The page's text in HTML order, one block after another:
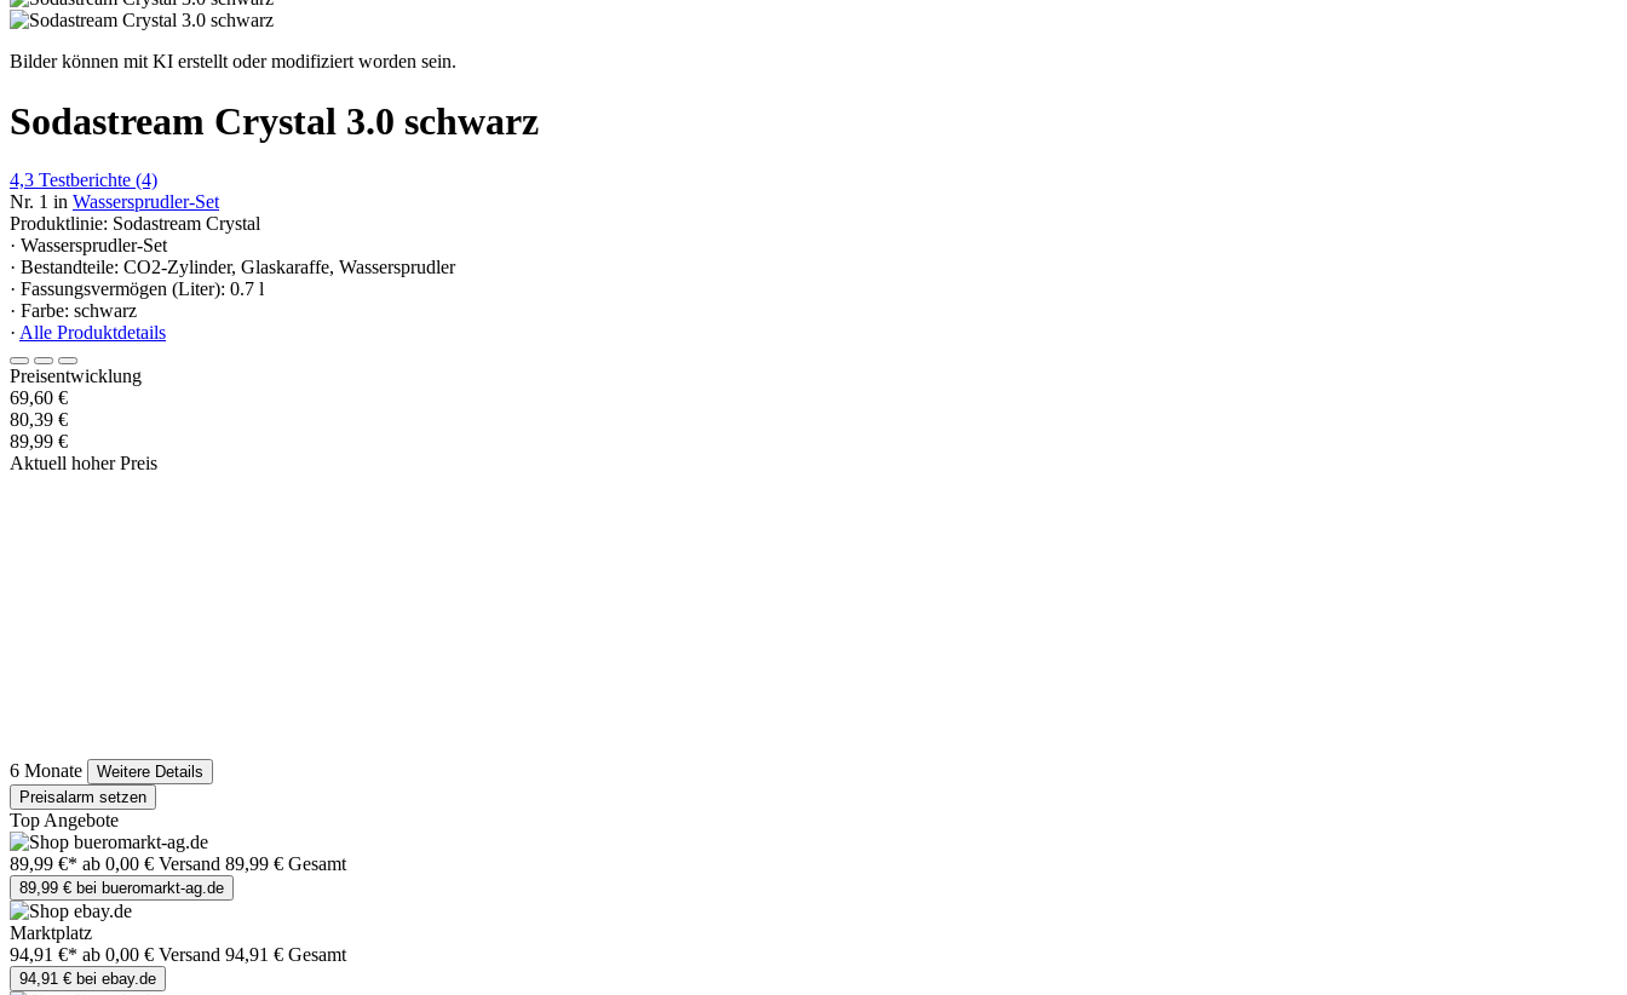
Bilder können mit KI erstellt oder modifiziert worden sein.
Sodastream Crystal 3.0 schwarz
4,3 Testberichte (4)
Nr. 1 in Wassersprudler-Set
Produktlinie: Sodastream Crystal
· Wassersprudler-Set
· Bestandteile: CO2-Zylinder, Glaskaraffe, Wassersprudler
· Fassungsvermögen (Liter): 0.7 l
· Farbe: schwarz
· Alle Produktdetails
Preisentwicklung
69,60 €
80,39 €
89,99 €
Aktuell hoher Preis
6 Monate
Weitere Details
Preisalarm setzen
Top Angebote
89,99 €* ab 0,00 € Versand 89,99 € Gesamt
89,99 € bei bueromarkt-ag.de
Marktplatz
94,91 €* ab 0,00 € Versand 94,91 € Gesamt
94,91 € bei ebay.de